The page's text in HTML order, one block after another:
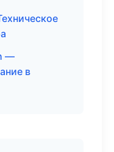
—
в